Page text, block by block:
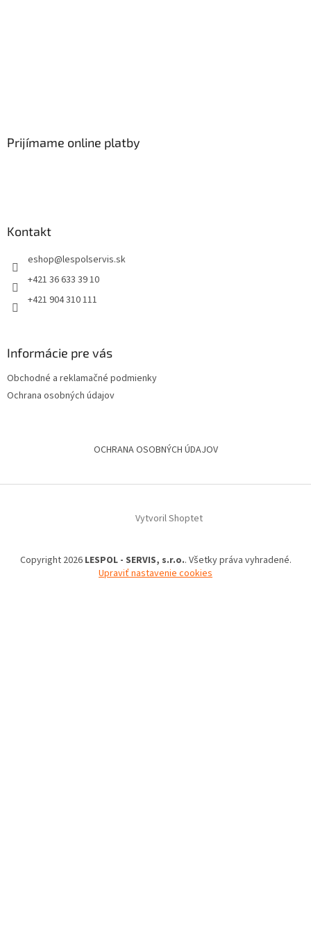
Prijímame online platby
Kontakt
eshop@lespolservis.sk
+421 36 633 39 10
+421 904 310 111
Informácie pre vás
Obchodné a reklamačné podmienky
Ochrana osobných údajov
OCHRANA OSOBNÝCH ÚDAJOV
Vytvoril Shoptet
Copyright 2026 LESPOL - SERVIS, s.r.o.. Všetky práva vyhradené.
Upraviť nastavenie cookies